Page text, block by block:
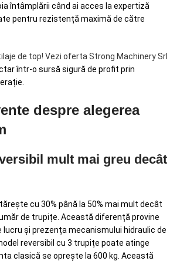
întâmplării când ai acces la expertiză
pentru rezistență maximă de către
de top! Vezi oferta Strong Machinery Srl
într-o sursă sigură de profit prin
despre alegerea
mult mai greu decât
cu 30% până la 50% mai mult decât
de trupițe. Această diferență provine
lucru și prezența mecanismului hidraulic de
reversibil cu 3 trupițe poate atinge
clasică se oprește la 600 kg. Această